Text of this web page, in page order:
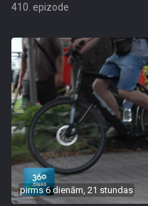
410. epizode
pirms 6 dienām, 21 stundas